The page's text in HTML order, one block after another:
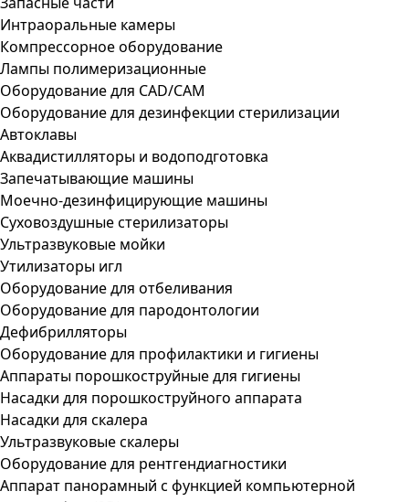
Интраоральные камеры
Компрессорное оборудование
Лампы полимеризационные
Оборудование для CAD/CAM
Оборудование для дезинфекции стерилизации
Автоклавы
Аквадистилляторы и водоподготовка
Запечатывающие машины
Моечно-дезинфицирующие машины
Суховоздушные стерилизаторы
Ультразвуковые мойки
Утилизаторы игл
Оборудование для отбеливания
Оборудование для пародонтологии
Дефибрилляторы
Оборудование для профилактики и гигиены
Аппараты порошкоструйные для гигиены
Насадки для порошкоструйного аппарата
Насадки для скалера
Ультразвуковые скалеры
Оборудование для рентгендиагностики
Аппарат панорамный с функцией компьютерной